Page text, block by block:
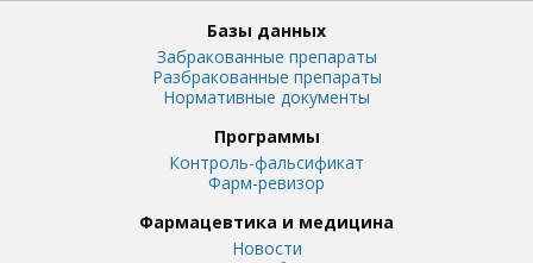
Базы данных
Забракованные препараты
Разбракованные препараты
Нормативные документы
Программы
Контроль-фальсификат
Фарм-ревизор
Фармацевтика и медицина
Новости